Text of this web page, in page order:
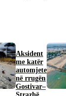
Aksident
me katër
automjete
në rrugën
Gostivar–